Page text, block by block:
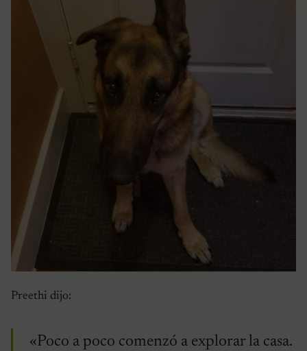
Preethi dijo:
«Poco a poco comenzó a explorar la casa.